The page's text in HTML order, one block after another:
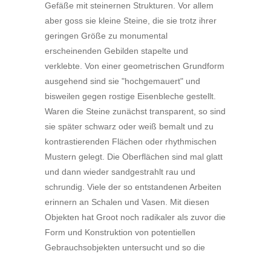
Gefäße mit steinernen Strukturen. Vor allem
aber goss sie kleine Steine, die sie trotz ihrer
geringen Größe zu monumental
erscheinenden Gebilden stapelte und
verklebte. Von einer geometrischen Grundform
ausgehend sind sie "hochgemauert" und
bisweilen gegen rostige Eisenbleche gestellt.
Waren die Steine zunächst transparent, so sind
sie später schwarz oder weiß bemalt und zu
kontrastierenden Flächen oder rhythmischen
Mustern gelegt. Die Oberflächen sind mal glatt
und dann wieder sandgestrahlt rau und
schrundig. Viele der so entstandenen Arbeiten
erinnern an Schalen und Vasen. Mit diesen
Objekten hat Groot noch radikaler als zuvor die
Form und Konstruktion von potentiellen
Gebrauchsobjekten untersucht und so die